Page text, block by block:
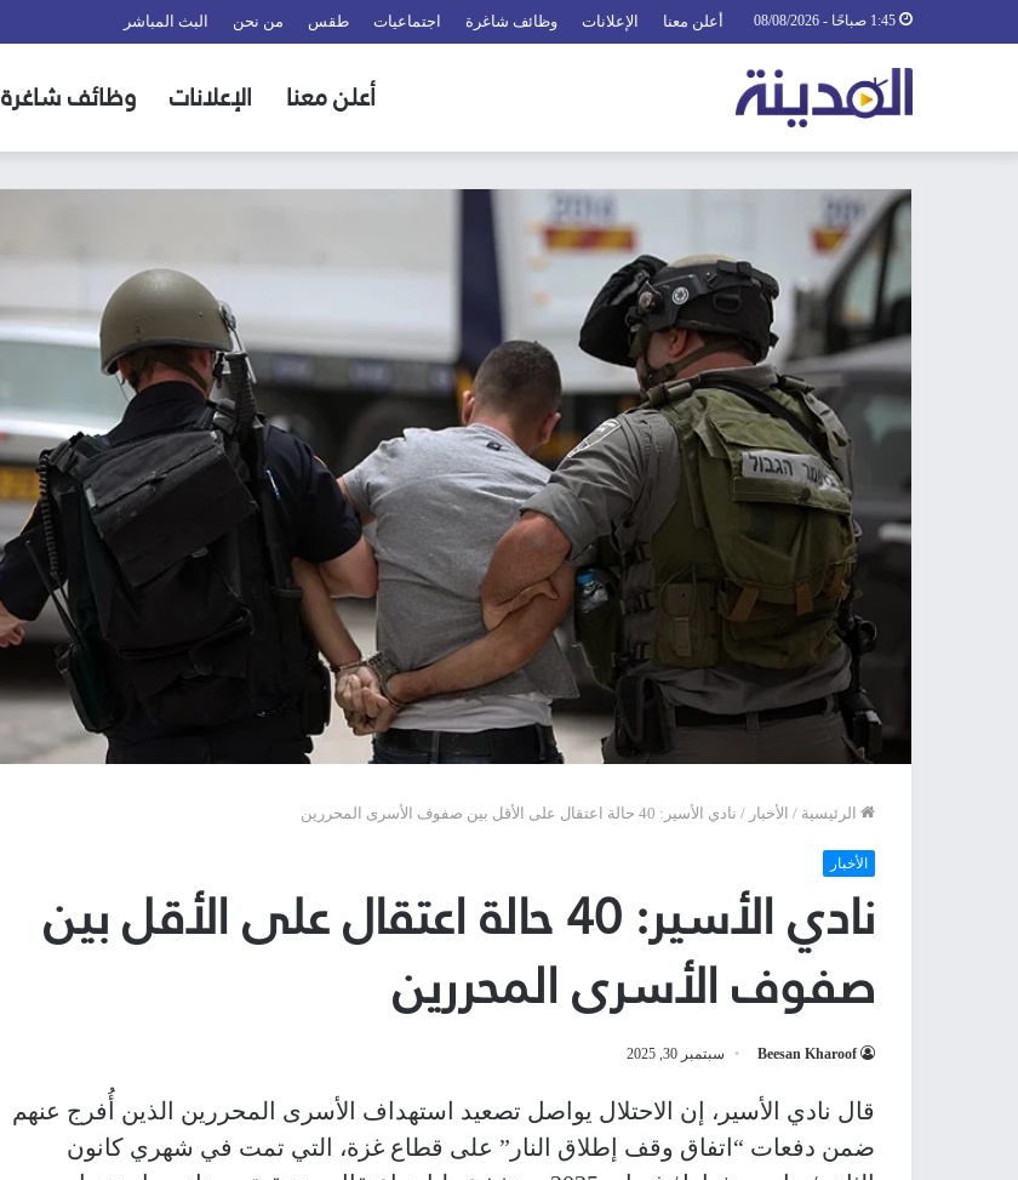
أعلن معنا الإعلانات وظائف شاغرة اجتماعيات طقس من نحن البث المباشر
أعلن معنا الإعلانات وظائف شاغرة
الرئيسية / الأخبار / نادي الأسير: 40 حالة اعتقال على الأقل بين صفوف الأسرى المحررين
الأخبار
نادي الأسير: 40 حالة اعتقال على الأقل بين
صفوف الأسرى المحررين
Beesan Kharoof سبتمبر 30, 2025
قال نادي الأسير، إن الاحتلال يواصل تصعيد استهداف الأسرى المحررين الذين أُفرج عنهم
ضمن دفعات “اتفاق وقف إطلاق النار” على قطاع غزة، التي تمت في شهري كانون